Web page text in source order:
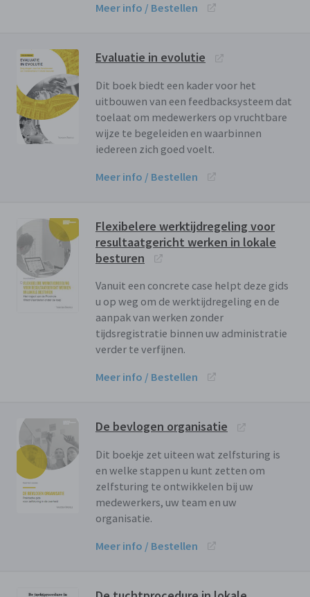
Meer info / Bestellen
Evaluatie in evolutie
Dit boek biedt een kader voor het
uitbouwen van een feedbacksysteem dat
toelaat om medewerkers op vruchtbare
wijze te begeleiden en waarbinnen
iedereen zich goed voelt.
Meer info / Bestellen
Flexibelere werktijdregeling voor
resultaatgericht werken in lokale
besturen
Vanuit een concrete case helpt deze gids
u op weg om de werktijdregeling en de
aanpak van werken zonder
tijdsregistratie binnen uw administratie
verder te verfijnen.
Meer info / Bestellen
De bevlogen organisatie
Dit boekje zet uiteen wat zelfsturing is
en welke stappen u kunt zetten om
zelfsturing te ontwikkelen bij uw
medewerkers, uw team en uw
organisatie.
Meer info / Bestellen